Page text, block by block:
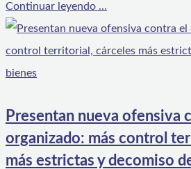
Continuar leyendo ...
Presentan nueva ofensiva
organizado: más control
más estrictas y decomiso